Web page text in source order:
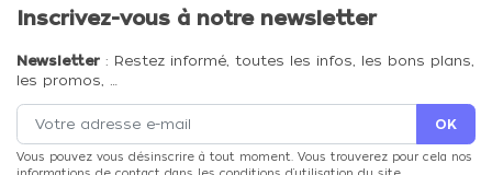
Inscrivez-vous à notre newsletter
Newsletter : Restez informé, toutes les infos, les bons plans,
les promos, …
Vous pouvez vous désinscrire à tout moment. Vous trouverez pour cela nos